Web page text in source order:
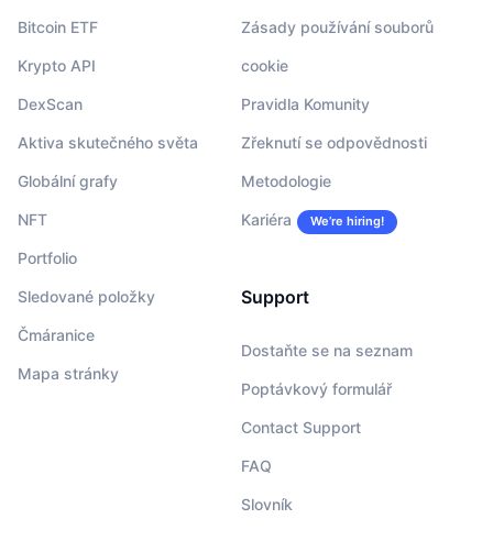
Bitcoin ETF
Krypto API
DexScan
Aktiva skutečného světa
Globální grafy
NFT
Portfolio
Sledované položky
Čmáranice
Mapa stránky
Zásady používání souborů
cookie
Pravidla Komunity
Zřeknutí se odpovědnosti
Metodologie
Kariéra We’re hiring!
Support
Dostaňte se na seznam
Poptávkový formulář
Contact Support
FAQ
Slovník